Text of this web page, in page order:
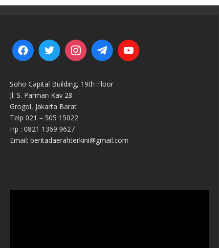
Soho Capital Building, 19th Floor
Jl. S. Parman Kav 28
Grogol, Jakarta Barat
Telp 021 – 505 15022
Hp : 0821 1369 9627
Email: beritadaerahterkini@gmail.com